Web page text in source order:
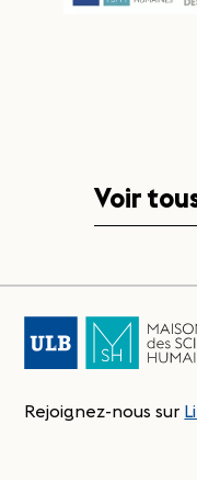
Voir
Rejoignez-nous sur